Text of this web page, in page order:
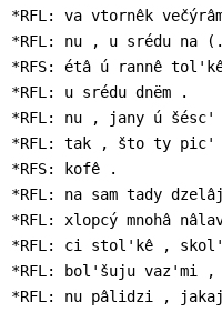
*RFL: va vtornêk
*RFL: nu , u srédu na
*RFS: étâ ú rannê
*RFL: u srédu dnëm .
*RFL: nu , jany ú šésc'
*RFL: tak , što ty pic'
*RFS: kofê .
*RFL: na sam tady
*RFL: xlopcý mnohâ
*RFL: ci stol'kê ,
*RFL: bol'šuju vaz'mi
*RFL: nu pâlidzi ,